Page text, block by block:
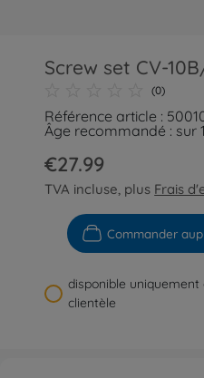
Screw set CV-
(0)
Référence article :
Âge recommandé : sur
€27.99
TVA incluse, plus Frais
Commander
disponible uniquement
clientèle